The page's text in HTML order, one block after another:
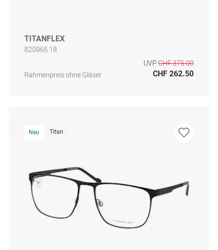
TITANFLEX
820965 18
Rahmenpreis ohne Gläser
UVP CHF 375.00
CHF 262.50
Neu Titan